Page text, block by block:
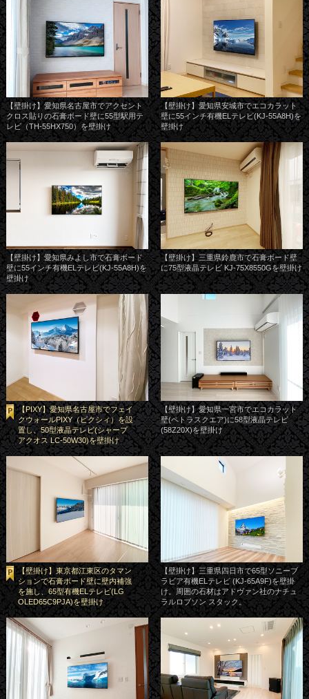
【壁掛け】愛知県名古屋市でアクセント
クロス貼りの石膏ボード壁に55型駅用テ
レビ（TH-55HX750）を壁掛け
【壁掛け】愛知県安城市でエコカラット
壁に55インチ有機ELテレビ(KJ-55A8H)を
壁掛け
【壁掛け】愛知県みよし市で石膏ボード
壁に55インチ有機ELテレビ(KJ-55A8H)を
壁掛け
【壁掛け】三重県鈴鹿市で石膏ボード壁
に75型液晶テレビ KJ-75X8550Gを壁掛け
【PIXY】愛知県名古屋市でフェイ
クウォールPIXY（ピクシィ）を設
置し、50型液晶テレビ(シャープ
アクオス LC-50W30)を壁掛け
【壁掛け】愛知県一宮市でエコカラット
壁(ペトラスクエア)に58型液晶テレビ
(58Z20X)を壁掛け
【壁掛け】東京都江東区のタマン
ションで石膏ボード壁に壁内補強
を施し、65型有機ELテレビ(LG
OLED65C9PJA)を壁掛け
【壁掛け】三重県四日市で65型ソニーブ
ラビア有機ELテレビ (KJ-65A9F)を壁掛
け。周囲の石材はアドヴァン社のナチュ
ラルロブソン スタック。